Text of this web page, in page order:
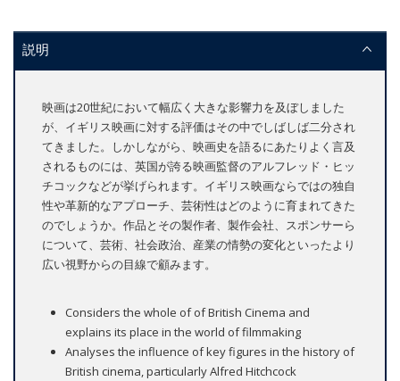
説明
映画は20世紀において幅広く大きな影響力を及ぼしました
が、イギリス映画に対する評価はその中でしばしば二分され
てきました。しかしながら、映画史を語るにあたりよく言及
されるものには、英国が誇る映画監督のアルフレッド・ヒッ
チコックなどが挙げられます。イギリス映画ならではの独自
性や革新的なアプローチ、芸術性はどのように育まれてきた
のでしょうか。作品とその製作者、製作会社、スポンサーら
について、芸術、社会政治、産業の情勢の変化といったより
広い視野からの目線で顧みます。
Considers the whole of of British Cinema and
explains its place in the world of filmmaking
Analyses the influence of key figures in the history of
British cinema, particularly Alfred Hitchcock